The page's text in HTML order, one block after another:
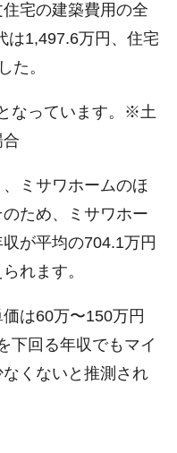
住宅の建築費用の全
は1,497.6万円、住宅
た。
なっています。※土
ミサワホームのほ
ため、ミサワホー
が平均の704.1万円
れます。
は60万〜150万円
下回る年収でもマイ
くないと推測され